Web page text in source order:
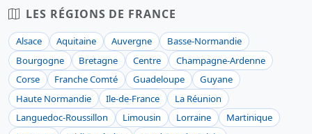
LES RÉGIONS DE FRANCE
Alsace Aquitaine Auvergne
Basse-Normandie
Bourgogne
Bretagne Centre
Champagne-Ardenne
Corse
Franche Comté Guadeloupe
Guyane
Haute Normandie
Ile-de-France
La Réunion
Languedoc-Roussillon
Limousin Lorraine
Martinique